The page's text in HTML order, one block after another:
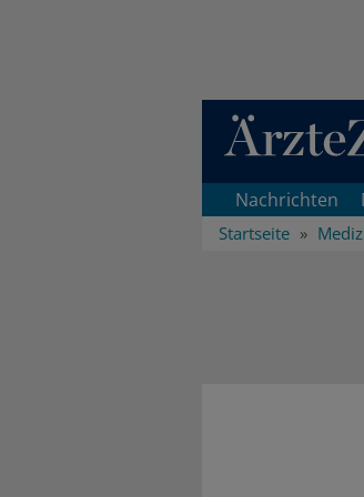
Direkt zum
Nachrichten
Startseite